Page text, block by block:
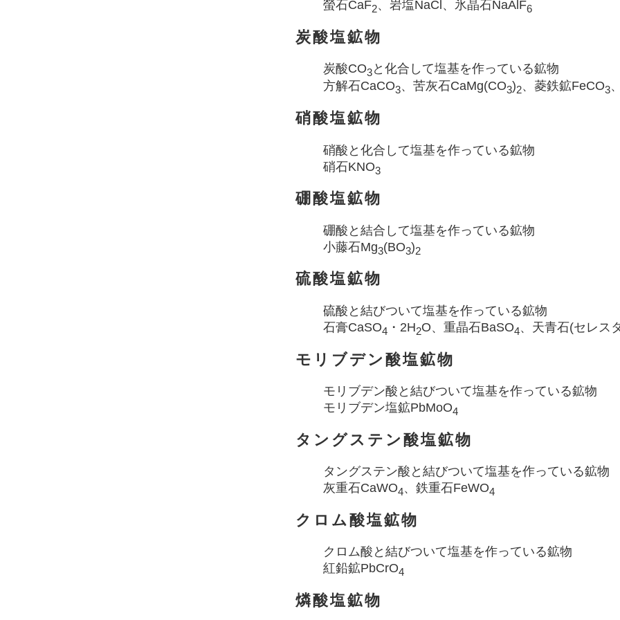
螢石CaF2、岩塩NaCl、氷晶石NaAlF6
炭酸塩鉱物
炭酸CO3と化合して塩基を作っている鉱物
方解石CaCO3、苦灰石CaMg(CO3)2、菱鉄鉱FeCO3
硝酸塩鉱物
硝酸と化合して塩基を作っている鉱物
硝石KNO3
硼酸塩鉱物
硼酸と結合して塩基を作っている鉱物
小藤石Mg3(BO3)2
硫酸塩鉱物
硫酸と結びついて塩基を作っている鉱物
石膏CaSO4 ・2H2O、重晶石BaSO4、天青石(セレス
モリブデン酸塩鉱物
モリブデン酸と結びついて塩基を作っている鉱物
モリブデン塩鉱PbMoO4
タングステン酸塩鉱物
タングステン酸と結びついて塩基を作っている鉱物
灰重石CaWO4、鉄重石FeWO4
クロム酸塩鉱物
クロム酸と結びついて塩基を作っている鉱物
紅鉛鉱PbCrO4
燐酸塩鉱物